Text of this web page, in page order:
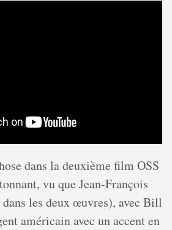
dans la deuxième film OSS
vu que Jean-François
les deux œuvres), avec Bill
américain avec un accent en